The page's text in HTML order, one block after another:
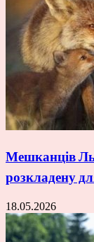
Мешканців
розкладену
18.05.2026